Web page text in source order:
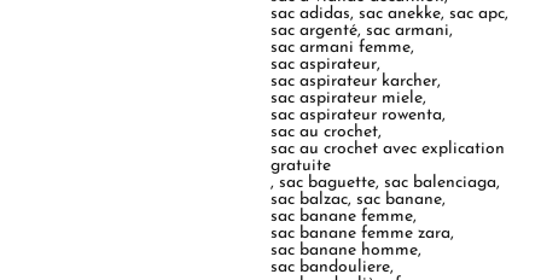
sac adidas,sac anekke,sac apc,
sac argenté,sac armani,
sac armani femme,
sac aspirateur,
sac aspirateur karcher,
sac aspirateur miele,
sac aspirateur rowenta,
sac au crochet,
sac au crochet avec explication
gratuite
,sac baguette,sac balenciaga,
sac balzac,sac banane,
sac banane femme,
sac banane femme zara,
sac banane homme,
sac bandouliere,